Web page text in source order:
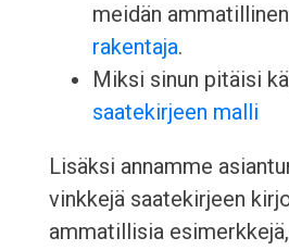
meidän ammatillinen
rakentaja.
Miksi sinun pitäisi
saatekirjeen malli
Lisäksi annamme
vinkkejä saatekirjeen
ammatillisia